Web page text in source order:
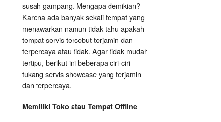
susah gampang. Mengapa demikian?
Karena ada banyak sekali tempat yang
menawarkan namun tidak tahu apakah
tempat servis tersebut terjamin dan
terpercaya atau tidak. Agar tidak mudah
tertipu, berikut ini beberapa ciri-ciri
tukang servis showcase yang terjamin
dan terpercaya.
Memiliki Toko atau Tempat Offline